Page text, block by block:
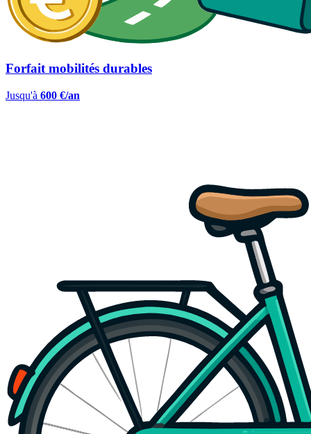
Forfait mobilités durables
Jusqu'à 600 €/an